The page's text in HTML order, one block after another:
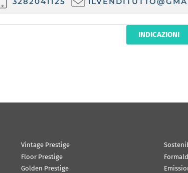
INDICAZIONI
Vintage Prestige
Floor Prestige
Golden Prestige